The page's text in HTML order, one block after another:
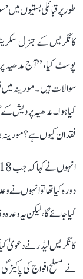
طور پر قبائلی بستیوں
کانگریس کے جنرل
پوسٹ کیا، ’’آج
سوالات ہیں۔ مورینہ
کیا ہوا۔ مدھیہ پردیش
فقدان کیوں ہے؟ مورینہ
دورہ کیا تھا تو انہوں نے
کیا جائے گا، لیکن یہ وعدہ
کانگریس لیڈر نے دعویٰ
نے مسلح افواج کی